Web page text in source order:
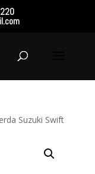
Suzuki Swift